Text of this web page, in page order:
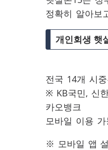
정확히 알아보
개인회생 햇
전국 14개 시
※ KB국민, 신
카오뱅크
모바일 이용
※ 모바일 앱